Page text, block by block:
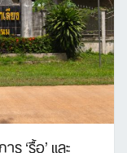
‘รื้อ’ และ